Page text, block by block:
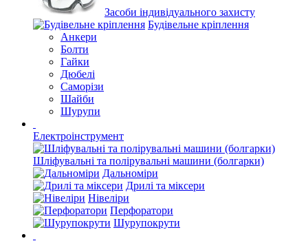
Засоби індивідуального захисту
Будівельне кріплення
Анкери
Болти
Гайки
Дюбелі
Саморізи
Шайби
Шурупи
Електроінструмент
Шліфувальні та полірувальні машини (болгарки)
Дальноміри
Дрилі та міксери
Нівеліри
Перфоратори
Шурупокрути